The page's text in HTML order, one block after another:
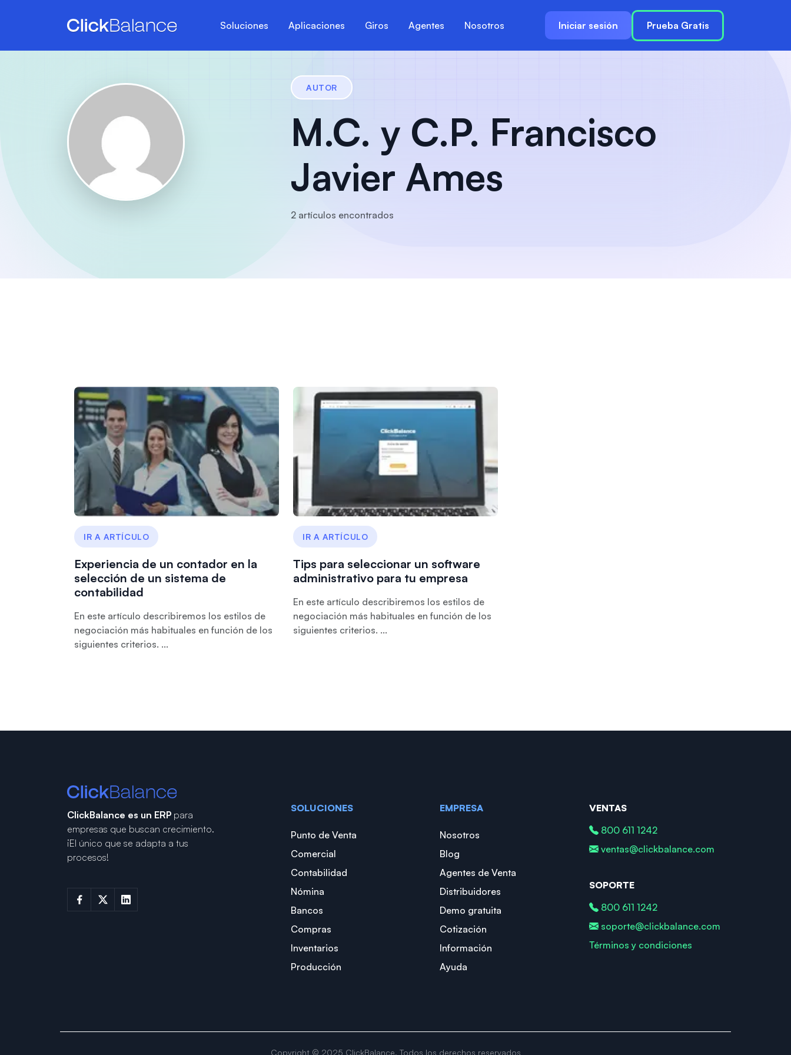
Soluciones Aplicaciones Giros Agentes Nosotros Iniciar sesión Prueba Gratis
AUTOR
M.C. y C.P. Francisco
Javier Ames
2 artículos encontrados
IR A ARTÍCULO
Experiencia de un contador en la
selección de un sistema de
contabilidad
En este artículo describiremos los estilos de
negociación más habituales en función de los
siguientes criterios. ...
IR A ARTÍCULO
Tips para seleccionar un software
administrativo para tu empresa
En este artículo describiremos los estilos de
negociación más habituales en función de los
siguientes criterios. ...
ClickBalance es un ERP para
empresas que buscan crecimiento.
¡El único que se adapta a tus
procesos!
SOLUCIONES
Punto de Venta
Comercial
Contabilidad
Nómina
Bancos
Compras
Inventarios
Producción
EMPRESA
Nosotros
Blog
Agentes de Venta
Distribuidores
Demo gratuita
Cotización
Información
Ayuda
VENTAS
800 611 1242
ventas@clickbalance.com
SOPORTE
800 611 1242
soporte@clickbalance.com
Términos y condiciones
Copyright © 2025 ClickBalance. Todos los derechos reservados